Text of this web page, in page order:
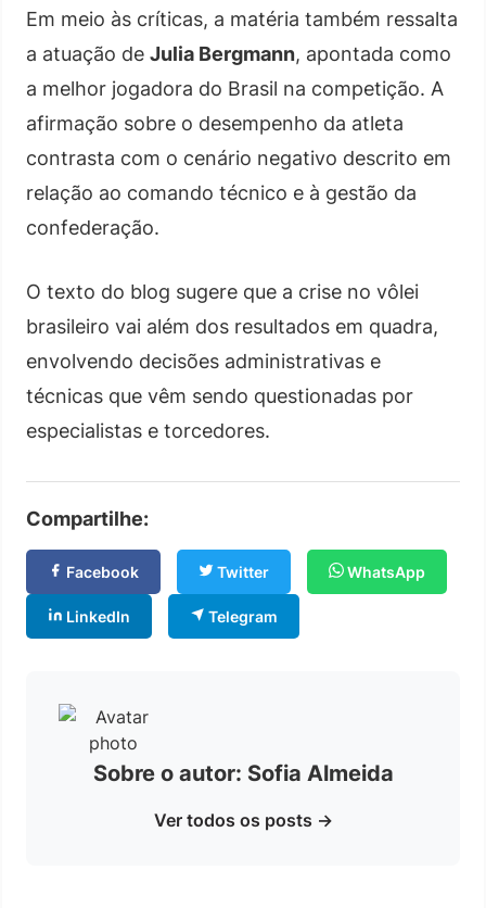
Em meio às críticas, a matéria também ressalta
a atuação de Julia Bergmann, apontada como
a melhor jogadora do Brasil na competição. A
afirmação sobre o desempenho da atleta
contrasta com o cenário negativo descrito em
relação ao comando técnico e à gestão da
confederação.
O texto do blog sugere que a crise no vôlei
brasileiro vai além dos resultados em quadra,
envolvendo decisões administrativas e
técnicas que vêm sendo questionadas por
especialistas e torcedores.
Compartilhe:
Facebook Twitter WhatsApp
LinkedIn Telegram
Sobre o autor: Sofia Almeida
Ver todos os posts →